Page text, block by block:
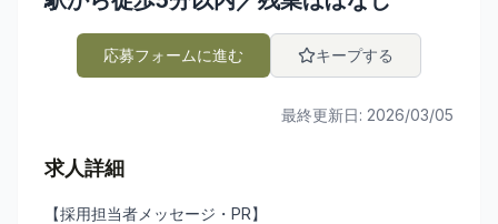
応募フォームに進む キープする
最終更新日: 2026/03/05
求人詳細
【採用担当者メッセージ・PR】